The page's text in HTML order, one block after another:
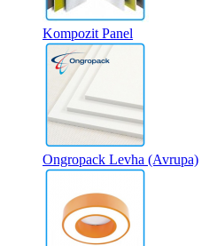
Kompozit Panel
Ongropack Levha (Avrupa)